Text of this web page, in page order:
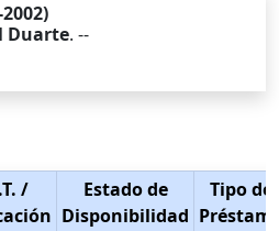
Duarte. --
/
Estado de
Disponibilidad
Tipo de